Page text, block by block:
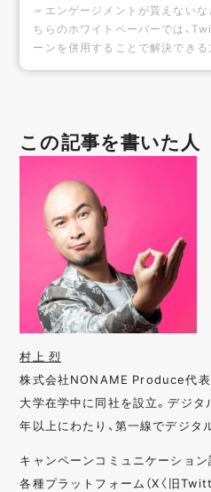
＝エンゲージメントが貰えない
ちらのホワイトペーパーでは、
ーンを併用することで解決できる
この記事を書いた人
村上 烈
株式会社NONAME Produce代表
大学在学中に同社を設立。デジ
年以上にわたり、第一線でデジタ
キャンペーンコミュニケーション
各種プラットフォーム（X〈旧